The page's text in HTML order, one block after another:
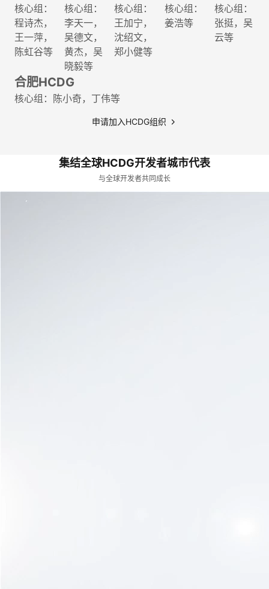
核心组：
程诗杰，
王一萍，
陈虹谷等
核心组：
李天一，
吴德文，
黄杰，吴
晓毅等
核心组：
王加宁，
沈绍文，
郑小健等
核心组：
姜浩等
核心组：
张挺，吴
云等
合肥HCDG
核心组：陈小奇，丁伟等
申请加入HCDG组织
集结全球HCDG开发者城市代表
与全球开发者共同成长